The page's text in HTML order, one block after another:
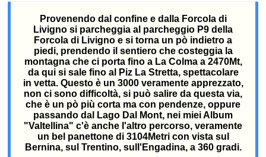
Provenendo dal confine e dalla Forcola di
Livigno si parcheggia al parcheggio P9 della
Forcola di Livigno e si torna un pò indietro a
piedi, prendendo il sentiero che costeggia la
montagna che ci porta fino a La Colma a 2470Mt,
da qui si sale fino al Piz La Stretta, spettacolare
in vetta. Questo è un 3000 veramente apprezzato,
non ci sono difficoltà, si può salire da questa via,
che è un pò più corta ma con pendenze, oppure
passando dal Lago Dal Mont, nei miei Album
"Valtellina" c'è anche l'altro percorso, veramente
un bel panettone di 3104Metri con vista sul
Bernina, sul Trentino, sull'Engadina, a 360 gradi.